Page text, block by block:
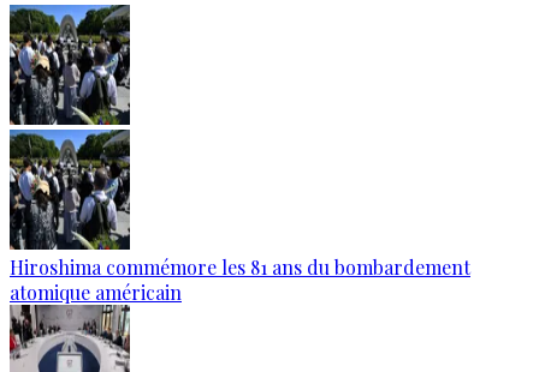
Hiroshima commémore les 81 ans du bombardement
atomique américain